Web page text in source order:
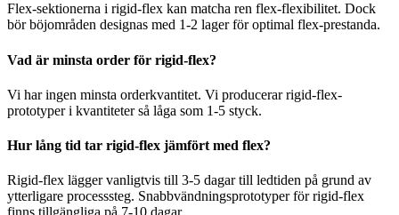
Flex-sektionerna i rigid-flex kan matcha ren flex-flexibilitet. Dock
bör böjområden designas med 1-2 lager för optimal flex-prestanda.
Vad är minsta order för rigid-flex?
Vi har ingen minsta orderkvantitet. Vi producerar rigid-flex-
prototyper i kvantiteter så låga som 1-5 styck.
Hur lång tid tar rigid-flex jämfört med flex?
Rigid-flex lägger vanligtvis till 3-5 dagar till ledtiden på grund av
ytterligare processsteg. Snabbvändningsprototyper för rigid-flex